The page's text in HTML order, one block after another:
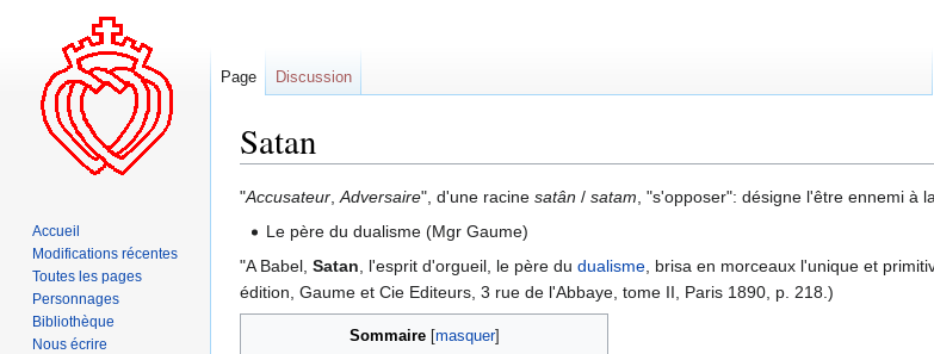
Satan
Aller
navigation
Aller
recherche
"Accusateur,Adversaire", d'une racine satân / satam, "s'opposer": désigne l'être ennemi à
Le père du dualisme (Mgr Gaume)
"A Babel, Satan, l'esprit d'orgueil, le père du dualisme, brisa en morceaux l'unique et
édition, Gaume et Cie Editeurs, 3 rue de l'Abbaye, tome II, Paris 1890, p. 218.)
Sommaire
Page Discussion
Accueil
Modifications récentes
Toutes les pages
Personnages
Bibliothèque
Nous écrire